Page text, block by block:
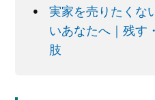
実家を売りたく
いあなたへ｜残す
肢